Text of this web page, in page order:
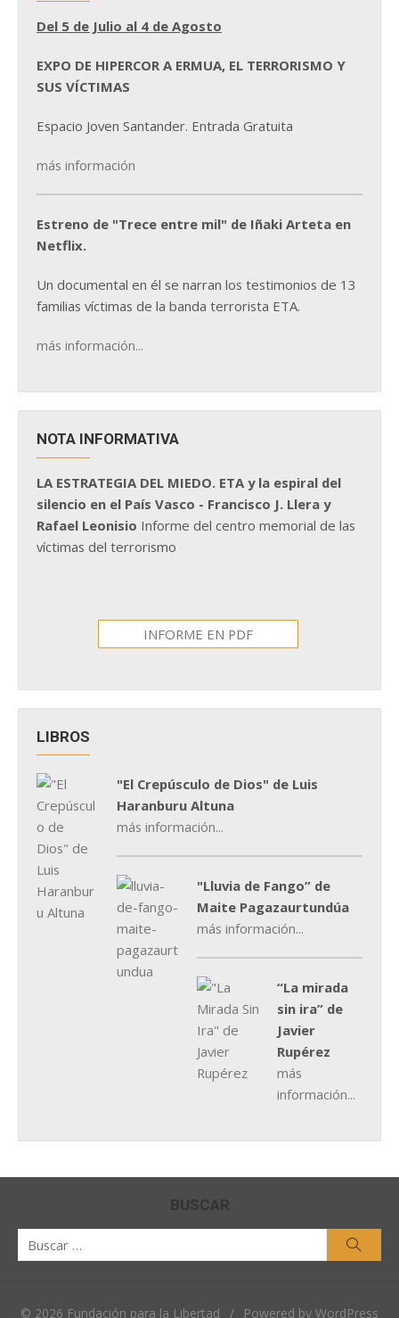
Del 5 de Julio al 4 de Agosto
EXPO DE HIPERCOR A ERMUA, EL TERRORISMO Y
SUS VÍCTIMAS
Espacio Joven Santander. Entrada Gratuita
más información
Estreno de "Trece entre mil" de Iñaki Arteta en
Netflix.
Un documental en él se narran los testimonios de 13
familias víctimas de la banda terrorista ETA.
más información...
NOTA INFORMATIVA
LA ESTRATEGIA DEL MIEDO. ETA y la espiral del
silencio en el País Vasco - Francisco J. Llera y
Rafael Leonisio Informe del centro memorial de las
víctimas del terrorismo
INFORME EN PDF
LIBROS
"El Crepúsculo de Dios" de Luis
Haranburu Altuna
más información...
"Lluvia de Fango” de
Maite Pagazaurtundúa
más información...
“La mirada
sin ira” de
Javier
Rupérez
más
información...
BUSCAR
© 2026 Fundación para la Libertad / Powered by WordPress